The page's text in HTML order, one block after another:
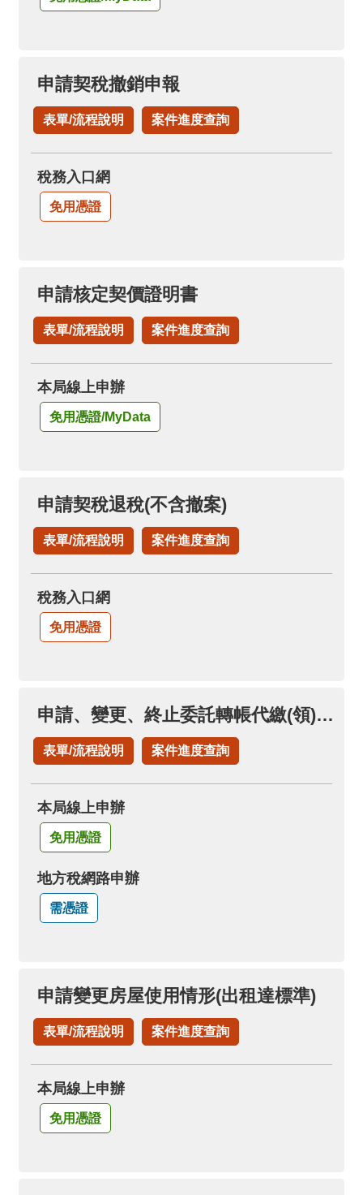
申請契稅撤銷申報
表單/流程說明 案件進度查詢
稅務入口網
免用憑證
申請核定契價證明書
表單/流程說明 案件進度查詢
本局線上申辦
免用憑證/MyData
申請契稅退稅(不含撤案)
表單/流程說明 案件進度查詢
稅務入口網
免用憑證
申請、變更、終止委託轉帳代繳(領)各項稅款(限本人帳戶)
表單/流程說明 案件進度查詢
本局線上申辦
免用憑證
地方稅網路申辦
需憑證
申請變更房屋使用情形(出租達標準)
表單/流程說明 案件進度查詢
本局線上申辦
免用憑證